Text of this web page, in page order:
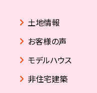
土地情報
お客様の声
モデルハウス
非住宅建築